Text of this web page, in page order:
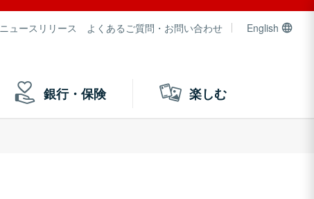
ニュースリリース よくあるご質問・お問い合わせ English
銀行・保険 楽しむ